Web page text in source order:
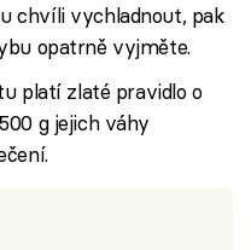
chvíli vychladnout, pak
opatrně vyjměte.
platí zlaté pravidlo o
g jejich váhy